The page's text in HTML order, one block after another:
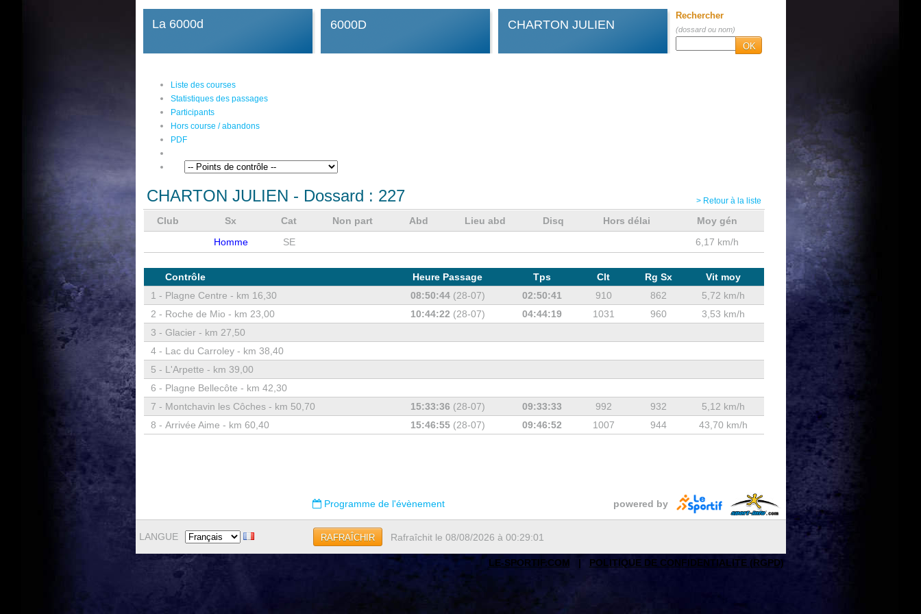
La 6000d 6000D CHARTON JULIEN
Rechercher
(dossard ou nom)
OK
Liste des courses
Statistiques des passages
Participants
Hors course / abandons
PDF
CHARTON JULIEN - Dossard : 227 > Retour à la liste
Club Sx Cat Non part Abd Lieu abd Disq Hors délai
Moy gén
Homme
SE 6,17 km/h
Contrôle Heure Passage Tps Clt Rg Sx
Vit moy
1 - Plagne Centre - km 16,30 08:50:44(28-07) 02:50:41 910 862
5,72 km/h
2 - Roche de Mio - km 23,00 10:44:22 (28-07) 04:44:19 1031 960
3,53 km/h
3 - Glacier - km 27,50
4 - Lac du Carroley - km 38,40
5 - L'Arpette - km 39,00
6 - Plagne Bellecôte - km 42,30
7 - Montchavin les Côches - km 50,70 15:33:36 (28-07) 09:33:33 992 932
5,12 km/h
8 - Arrivée Aime - km 60,40 15:46:55(28-07) 09:46:52 1007 944 43,70 km/h
Programme de l'évènement powered by
LANGUE RAFRAÎCHIR Rafraîchit le 08/08/2026 à 00:29:01
LE-SPORTIF.COM | POLITIQUE DE CONFIDENTIALITE (RGPD)